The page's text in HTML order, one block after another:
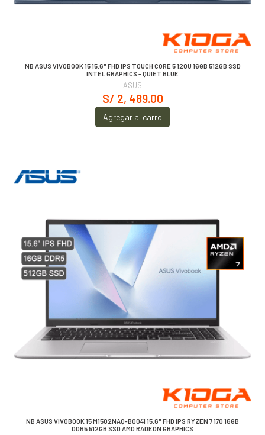
NB ASUS VIVOBOOK 15 15.6" FHD IPS TOUCH CORE 5 120U 16GB 512GB SSD
INTEL GRAPHICS - QUIET BLUE
ASUS
S/ 2, 489.00
Agregar al carro
NB ASUS VIVOBOOK 15 M1502NAQ-BQ041 15.6" FHD IPS RYZEN 7 170 16GB
DDR5 512GB SSD AMD RADEON GRAPHICS